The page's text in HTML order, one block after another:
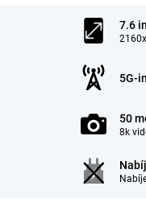
7.6
5G-
50
8k